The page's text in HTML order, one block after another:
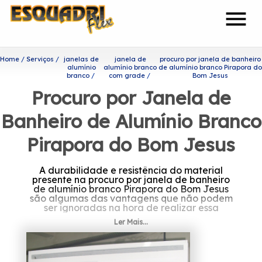
menu
Home Serviços
janelas de
alumínio
branco
janela de
alumínio branco
com grade
procuro por janela de banheiro
de alumínio branco Pirapora do
Bom Jesus
Procuro por Janela de
Banheiro de Alumínio Branco
Pirapora do Bom Jesus
A durabilidade e resistência do material
presente na procuro por janela de banheiro
de alumínio branco Pirapora do Bom Jesus
são algumas das vantagens que não podem
ser ignoradas na hora de realizar essa
aquisição.
Procurando por procuro por
janela de banheiro de
Ler Mais...